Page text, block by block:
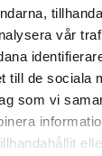
vår
till de sociala
som vi
vi dig för att